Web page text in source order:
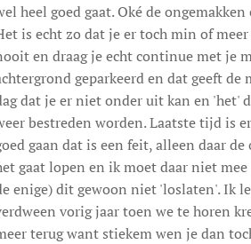
heel goed gaat. Oké de
is echt zo dat je er toch min of
en draag je echt continue met je
geparkeerd en dat geeft de
dat je er niet onder uit kan en 'het'
bestreden worden. Laatste tijd is
gaan dat is een feit, alleen daar
gaat lopen en ik moet daar niet
enige) dit gewoon niet 'loslaten'. Ik
vorig jaar toen we te horen
terug want stiekem wen je dan